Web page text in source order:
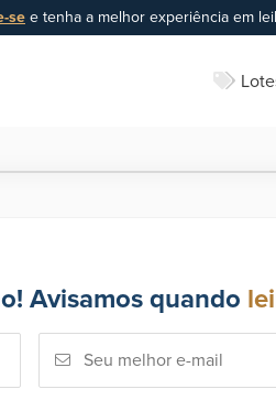
se e tenha a melhor experiência em
Avisamos quando